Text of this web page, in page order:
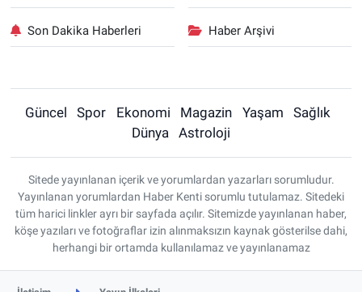
Son Dakika Haberleri Haber Arşivi
Güncel Spor Ekonomi Magazin Yaşam
Sağlık
Dünya
Astroloji
Sitede yayınlanan içerik ve yorumlardan yazarları sorumludur.
Yayınlanan yorumlardan Haber Kenti sorumlu tutulamaz. Sitedeki
tüm harici linkler ayrı bir sayfada açılır. Sitemizde yayınlanan haber,
köşe yazıları ve fotoğraflar izin alınmaksızın kaynak gösterilse dahi,
herhangi bir ortamda kullanılamaz ve yayınlanamaz